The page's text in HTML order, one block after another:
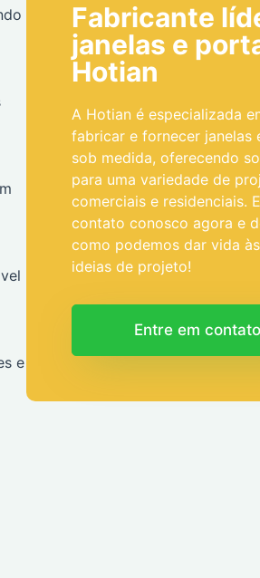
e
Fabricante
janelas e
Hotian
A Hotian é especializada
fabricar e fornecer janelas
sob medida, oferecendo
para uma variedade de
comerciais e residenciais.
contato conosco agora e
como podemos dar vida
ideias de projeto!
Entre em contato